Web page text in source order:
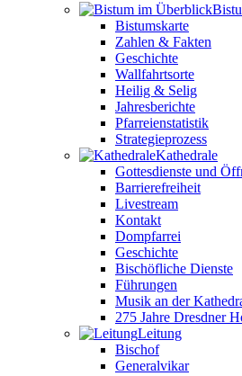
Bistumskarte
Zahlen & Fakten
Geschichte
Wallfahrtsorte
Heilig & Selig
Jahresberichte
Pfarreienstatistik
Strategieprozess
Kathedrale
Gottesdienste und
Barrierefreiheit
Livestream
Kontakt
Dompfarrei
Geschichte
Bischöfliche Dienste
Führungen
Musik an der
275 Jahre Dresdner
Leitung
Bischof
Generalvikar